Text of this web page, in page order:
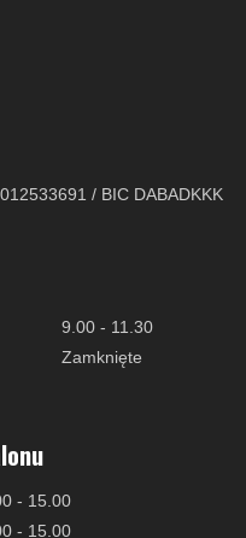
/ BIC DABADKKK
9.00 - 11.30
Zamknięte
- 15.00
- 15.00